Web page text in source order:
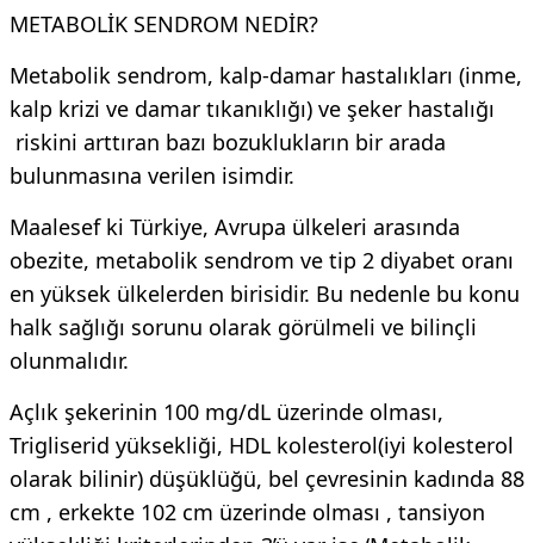
METABOLİK SENDROM NEDİR?
Metabolik sendrom, kalp-damar hastalıkları (inme,
kalp krizi ve damar tıkanıklığı) ve şeker hastalığı
riskini arttıran bazı bozuklukların bir arada
bulunmasına verilen isimdir.
Maalesef ki Türkiye, Avrupa ülkeleri arasında
obezite, metabolik sendrom ve tip 2 diyabet oranı
en yüksek ülkelerden birisidir. Bu nedenle bu konu
halk sağlığı sorunu olarak görülmeli ve bilinçli
olunmalıdır.
Açlık şekerinin 100 mg/dL üzerinde olması,
Trigliserid yüksekliği, HDL kolesterol(iyi kolesterol
olarak bilinir) düşüklüğü, bel çevresinin kadında 88
cm , erkekte 102 cm üzerinde olması , tansiyon